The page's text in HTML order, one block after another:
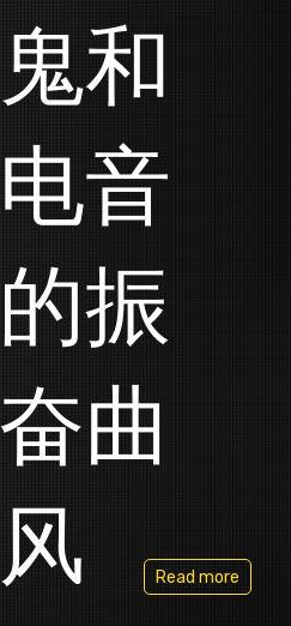
鬼和
电音
的振
奋曲
风
Read more